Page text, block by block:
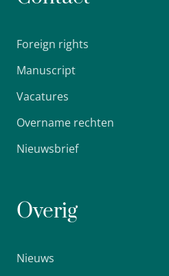
Foreign rights
Manuscript
Vacatures
Overname rechten
Nieuwsbrief
Overig
Nieuws